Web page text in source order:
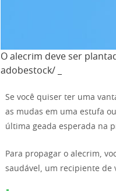
O alecrim deve ser
adobestock/ _
Se você quiser ter uma
as mudas em uma estufa
última geada esperada na
Para propagar o alecrim,
saudável, um recipiente de